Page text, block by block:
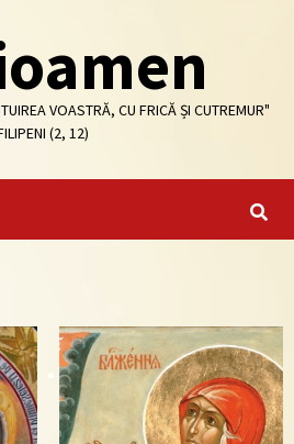
VOASTRĂ, CU FRICĂ ȘI CUTREMUR"
(2, 12)